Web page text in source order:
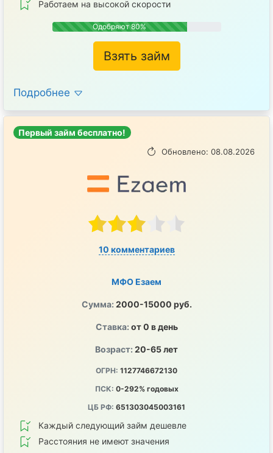
Работаем на высокой скорости
Одобряют 80%
Взять займ
Подробнее
Первый займ бесплатно!
Обновлено: 08.08.2026
10 комментариев
МФО Езаем
Сумма: 2000-15000 руб.
Ставка: от 0 в день
Возраст: 20-65 лет
ОГРН: 1127746672130
ПСК: 0-292% годовых
ЦБ РФ: 651303045003161
Каждый следующий займ дешевле
Расстояния не имеют значения